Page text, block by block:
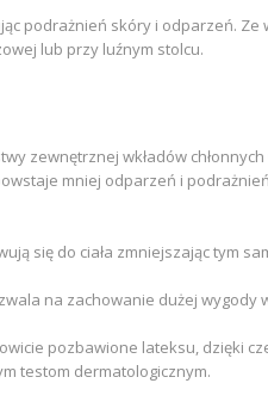
podrażnień skóry i odparzeń.
lub przy luźnym stolcu.
zewnętrznej wkładów
mniej odparzeń i
się do ciała zmniejszając tym
na zachowanie dużej wygody
pozbawione lateksu, dzięki
testom dermatologicznym.